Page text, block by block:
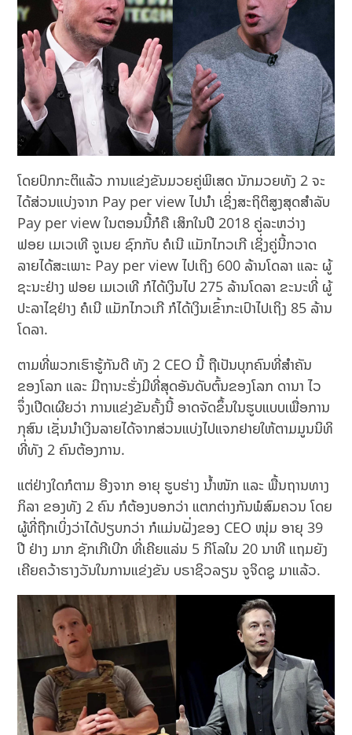
ໂດຍປົກກະຕິແລ້ວ ການແຂ່ງຂັນມວຍຄູ່ພິເສດ ນັກມວຍທັງ 2 ຈະ
ໄດ້ສ່ວນແບ່ງຈາກ Pay per view ໄປນຳ ເຊິ່ງສະຖິຕິສູງສຸດສຳລັບ
Pay per view ໃນຕອນນີ້ກໍຄື ເສິກໃນປີ 2018 ຄູ່ລະຫວ່າງ
ຟອຍ ເມເວເທີ ຈູເນຍ ຊົກກັບ ຄໍເນີ ແມັກໄກວເກີ ເຊິ່ງຄູ່ນີ້ກວາດ
ລາຍໄດ້ສະເພາະ Pay per view ໄປເຖິງ 600 ລ້ານໂດລາ ແລະ ຜູ້
ຊະນະຢ່າງ ຟອຍ ເມເວເທີ ກໍໄດ້ເງິນໄປ 275 ລ້ານໂດລາ ຂະນະທີ່ ຜູ້
ປະລາໄຊຢ່າງ ຄໍເນີ ແມັກໄກວເກີ ກໍໄດ້ເງິນເຂົ້າກະເປົາໄປເຖິງ 85 ລ້ານ
ໂດລາ.
ຕາມທີ່ພວກເຮົາຮູ້ກັນດີ ທັງ 2 CEO ນີ້ ຖືເປັນບຸກຄົນທີ່ສຳຄັນ
ຂອງໂລກ ແລະ ມີຖານະຮັ່ງມີທີ່ສຸດອັນດັບຕົ້ນຂອງໂລກ ດານາ ໄວ
ຈຶ່ງເປີດເຜີຍວ່າ ການແຂ່ງຂັນຄັ້ງນີ້ ອາດຈັດຂຶ້ນໃນຮູບແບບເພື່ອການ
ກຸສົນ ເຊັ່ນນຳເງິນລາຍໄດ້ຈາກສ່ວນແບ່ງໄປແຈກຢາຍໃຫ້ຕາມມູນນິທິ
ທີ່ທັງ 2 ​ຄົນຕ້ອງການ.
ແຕ່ຢ່າງໃດກໍຕາມ ອີງຈາກ ອາຍຸ ຮູບຮ່າງ ນໍ້າໜັກ ແລະ ພື້ນຖານທາງ
ກິລາ ຂອງທັງ 2 ​ຄົນ ກໍຕ້ອງບອກວ່າ ແຕກຕ່າງກັນພໍສົມຄວນ ໂດຍ
ຜູ້ທີ່ຖືກເບິ່ງວ່າໄດ້ປຽບກວ່າ ກໍແມ່ນຝັ່ງຂອງ CEO ໜຸ່ມ ອາຍຸ 39
ປີ ຢ່າງ ມາກ ຊັກເກີເບີກ ທີ່ເຄີຍແລ່ນ 5 ກິໂລໃນ 20​ ນາທີ ແຖມຍັງ
ເຄີຍຄວ້າຮາງວັນໃນການແຂ່ງຂັນ ບຣາຊິວລຽນ ຈູຈິດຊູ ມາແລ້ວ.